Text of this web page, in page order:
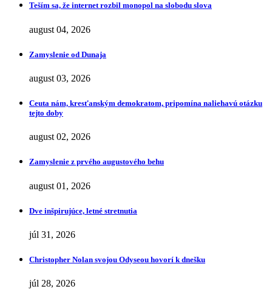
Teším sa, že internet rozbil monopol na slobodu slova
august 04, 2026
Zamyslenie od Dunaja
august 03, 2026
Ceuta nám, kresťanským demokratom, pripomína naliehavú otázku
tejto doby
august 02, 2026
Zamyslenie z prvého augustového behu
august 01, 2026
Dve inšpirujúce, letné stretnutia
júl 31, 2026
Christopher Nolan svojou Odyseou hovorí k dnešku
júl 28, 2026